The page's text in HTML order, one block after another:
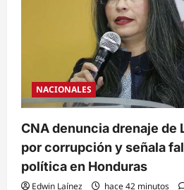
NACIONALES
CNA denuncia drenaje de
por corrupción y señala
política en Honduras
Edwin Laínez hace 42 minutos